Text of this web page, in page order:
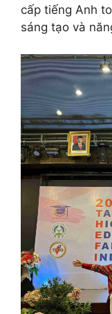
cấp tiếng Anh
sáng tạo và